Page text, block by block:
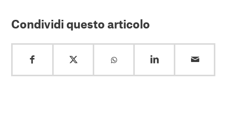
Condividi questo articolo